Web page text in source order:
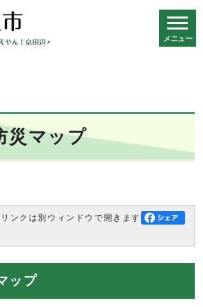
メニュー
マップ
ンクは別ウィンドウで開きます
ップ